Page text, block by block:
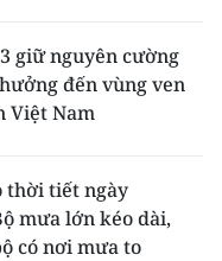
giữ nguyên cường
đến vùng ven
Việt Nam
thời tiết ngày
mưa lớn kéo dài,
có nơi mưa to